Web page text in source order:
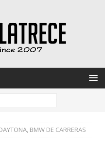
BMW DE CARRERAS